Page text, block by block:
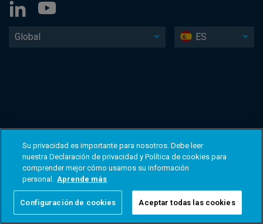
Global ES
Su privacidad es importante para nosotros. Debe leer
nuestra Declaración de privacidad y Política de cookies para
comprender mejor cómo usamos su información
personal. Aprende más
Configuración de cookies Aceptar todas las cookies